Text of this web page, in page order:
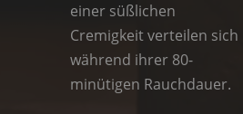
einer süßlichen
Cremigkeit verteilen sich
während ihrer 80-
minütigen Rauchdauer.